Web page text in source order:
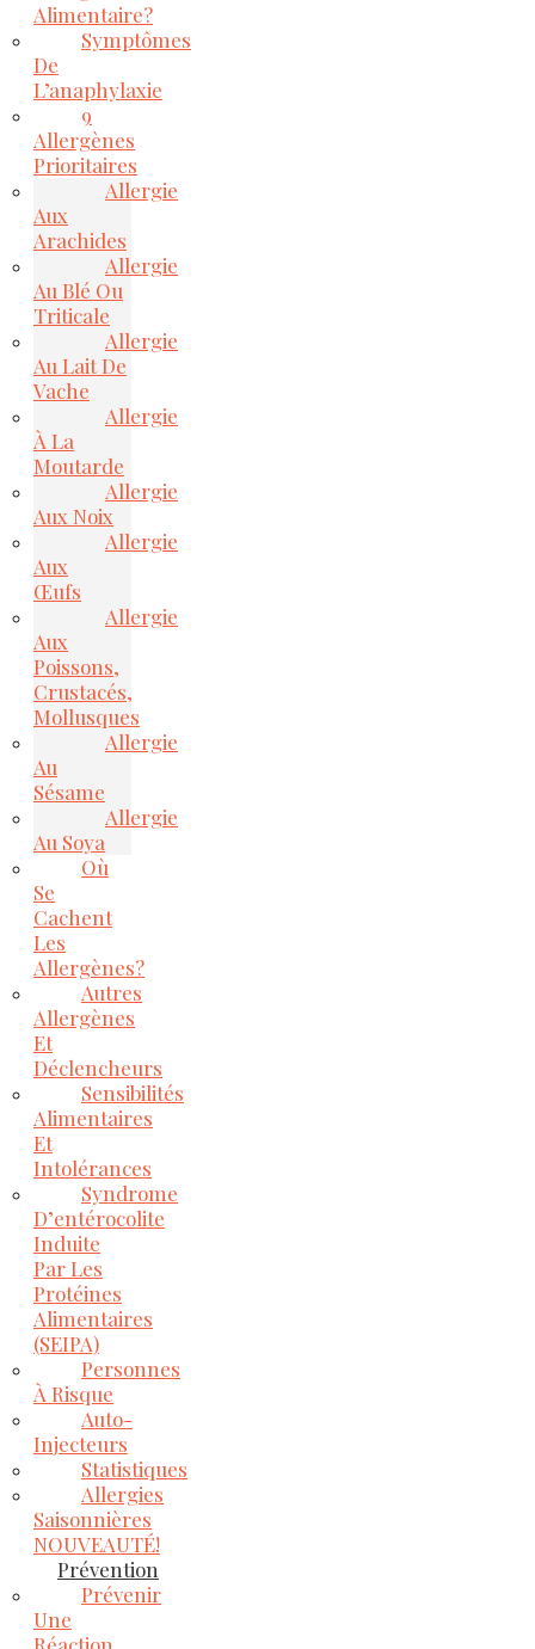
Alimentaire?
Symptômes
De
L’anaphylaxie
9
Allergènes
Prioritaires
Allergie
Aux
Arachides
Allergie
Au Blé Ou
Triticale
Allergie
Au Lait De
Vache
Allergie
À La
Moutarde
Allergie
Aux Noix
Allergie
Aux
Œufs
Allergie
Aux
Poissons,
Crustacés,
Mollusques
Allergie
Au
Sésame
Allergie
Au Soya
Où
Se
Cachent
Les
Allergènes?
Autres
Allergènes
Et
Déclencheurs
Sensibilités
Alimentaires
Et
Intolérances
Syndrome
D’entérocolite
Induite
Par Les
Protéines
Alimentaires
(SEIPA)
Personnes
À Risque
Auto-
Injecteurs
Statistiques
Allergies
Saisonnières
NOUVEAUTÉ!
Prévention
Prévenir
Une